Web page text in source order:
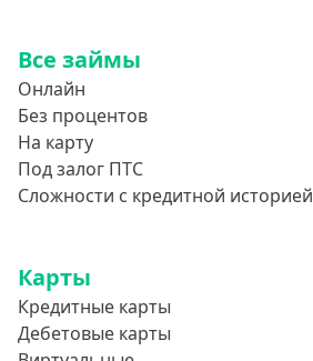
Все займы
Онлайн
Без процентов
На карту
Под залог ПТС
Сложности с кредитной историей
Карты
Кредитные карты
Дебетовые карты